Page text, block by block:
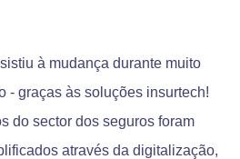
à mudança durante muito
- graças às soluções insurtech!
do sector dos seguros foram
através da digitalização,